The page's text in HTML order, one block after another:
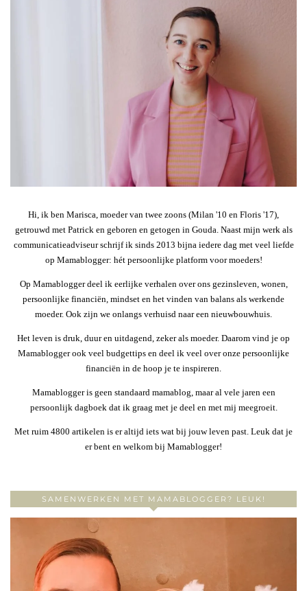
Hi, ik ben Marisca, moeder van twee zoons (Milan '10 en Floris '17),
getrouwd met Patrick en geboren en getogen in Gouda. Naast mijn werk als
communicatieadviseur schrijf ik sinds 2013 bijna iedere dag met veel liefde
op Mamablogger: hét persoonlijke platform voor moeders!
Op Mamablogger deel ik eerlijke verhalen over ons gezinsleven, wonen,
persoonlijke financiën, mindset en het vinden van balans als werkende
moeder. Ook zijn we onlangs verhuisd naar een nieuwbouwhuis.
Het leven is druk, duur en uitdagend, zeker als moeder. Daarom vind je op
Mamablogger ook veel budgettips en deel ik veel over onze persoonlijke
financiën in de hoop je te inspireren.
Mamablogger is geen standaard mamablog, maar al vele jaren een
persoonlijk dagboek dat ik graag met je deel en met mij meegroeit.
Met ruim 4800 artikelen is er altijd iets wat bij jouw leven past. Leuk dat je
er bent en welkom bij Mamablogger!
SAMENWERKEN MET MAMABLOGGER? LEUK!